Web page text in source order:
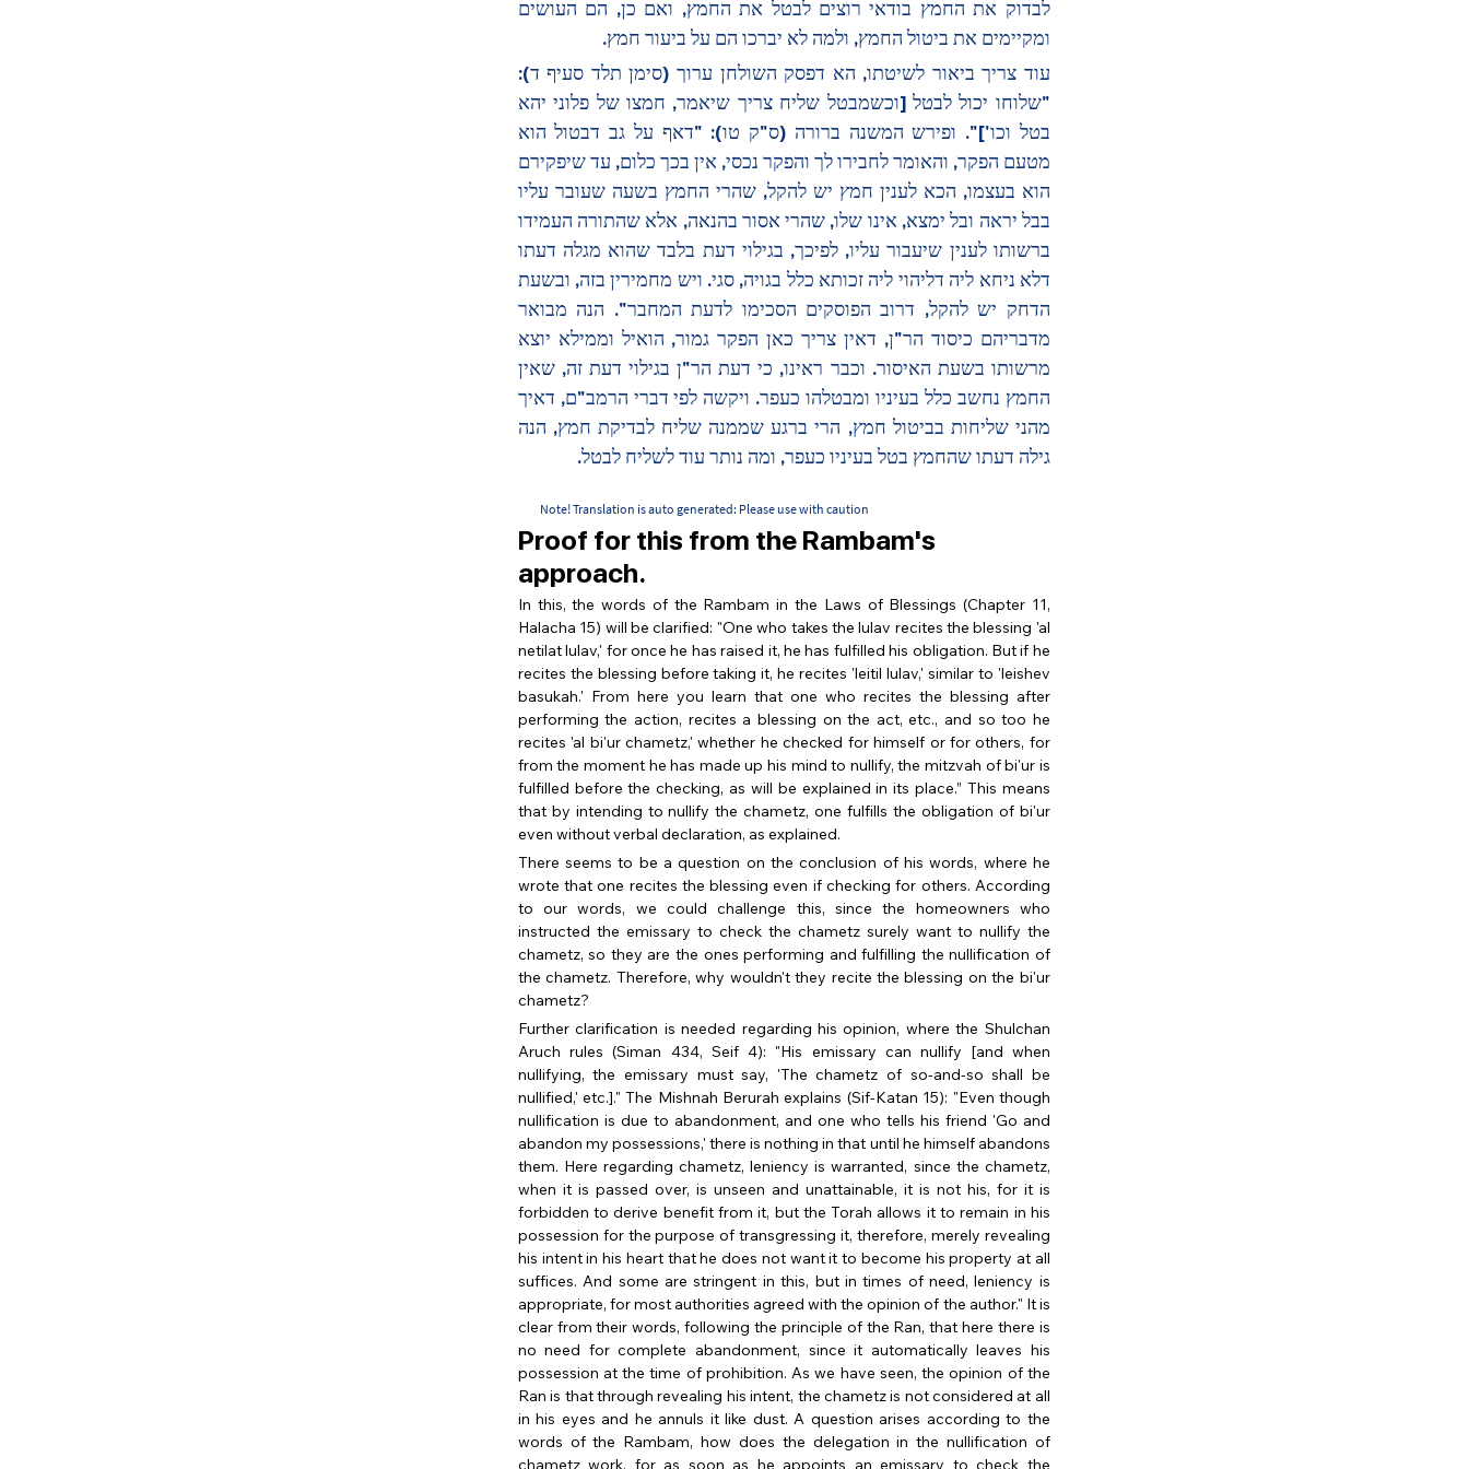
ומקיימים את ביטול החמץ, ולמה לא יברכו הם על ביעור חמץ.
גילה דעתו שהחמץ בטל בעיניו כעפר, ומה נותר עוד לשליח לבטל.
Note! Translation is auto generated: Please use with caution
Proof for this from the Rambam's
approach.
In this, the words of the Rambam in the Laws of Blessings (Chapter 11,
Halacha 15) will be clarified: "One who takes the lulav recites the blessing 'al
netilat lulav,' for once he has raised it, he has fulfilled his obligation. But if he
recites the blessing before taking it, he recites 'leitil lulav,' similar to 'leishev
basukah.' From here you learn that one who recites the blessing after
performing the action, recites a blessing on the act, etc., and so too he
recites 'al bi'ur chametz,' whether he checked for himself or for others, for
from the moment he has made up his mind to nullify, the mitzvah of bi'ur is
fulfilled before the checking, as will be explained in its place.” This means
that by intending to nullify the chametz, one fulfills the obligation of bi'ur
even without verbal declaration, as explained.
There seems to be a question on the conclusion of his words, where he
wrote that one recites the blessing even if checking for others. According
to our words, we could challenge this, since the homeowners who
instructed the emissary to check the chametz surely want to nullify the
chametz, so they are the ones performing and fulfilling the nullification of
the chametz. Therefore, why wouldn't they recite the blessing on the bi'ur
chametz?
Further clarification is needed regarding his opinion, where the Shulchan
Aruch rules (Siman 434, Seif 4): "His emissary can nullify [and when
nullifying, the emissary must say, 'The chametz of so-and-so shall be
nullified,' etc.]." The Mishnah Berurah explains (Sif-Katan 15): "Even though
nullification is due to abandonment, and one who tells his friend 'Go and
abandon my possessions,' there is nothing in that until he himself abandons
them. Here regarding chametz, leniency is warranted, since the chametz,
when it is passed over, is unseen and unattainable, it is not his, for it is
forbidden to derive benefit from it, but the Torah allows it to remain in his
possession for the purpose of transgressing it, therefore, merely revealing
his intent in his heart that he does not want it to become his property at all
suffices. And some are stringent in this, but in times of need, leniency is
appropriate, for most authorities agreed with the opinion of the author." It is
clear from their words, following the principle of the Ran, that here there is
no need for complete abandonment, since it automatically leaves his
possession at the time of prohibition. As we have seen, the opinion of the
Ran is that through revealing his intent, the chametz is not considered at all
in his eyes and he annuls it like dust. A question arises according to the
words of the Rambam, how does the delegation in the nullification of
chametz work, for as soon as he appoints an emissary to check the